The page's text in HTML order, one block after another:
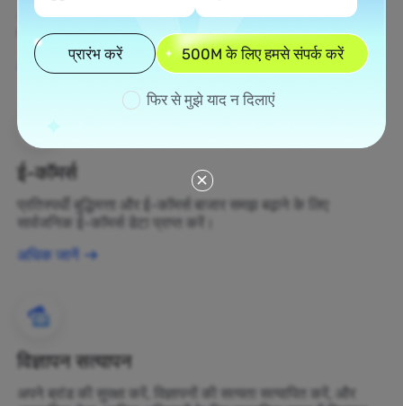
अज्ञात डेटा संपत्तियों को एकत्र करें और उन्हें लाभकारी व्यापार निर्णयों में
बदलें।
अधिक जानें
ई-कॉमर्स
प्रतिस्पर्धी बुद्धिमत्ता और ई-कॉमर्स बाजार समझ बढ़ाने के लिए
सार्वजनिक ई-कॉमर्स डेटा प्राप्त करें।
अधिक जानें
विज्ञापन सत्यापन
अपने ब्रांड की सुरक्षा करें, विज्ञापनों की सत्यता सत्यापित करें, और
प्रारंभ करें 500M के लिए हमसे संपर्क करें
फिर से मुझे याद न दिलाएं